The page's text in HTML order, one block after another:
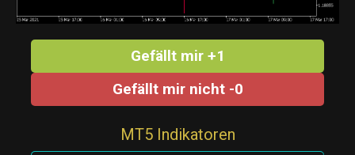
Gefällt mir +1
Gefällt mir nicht -0
MT5 Indikatoren